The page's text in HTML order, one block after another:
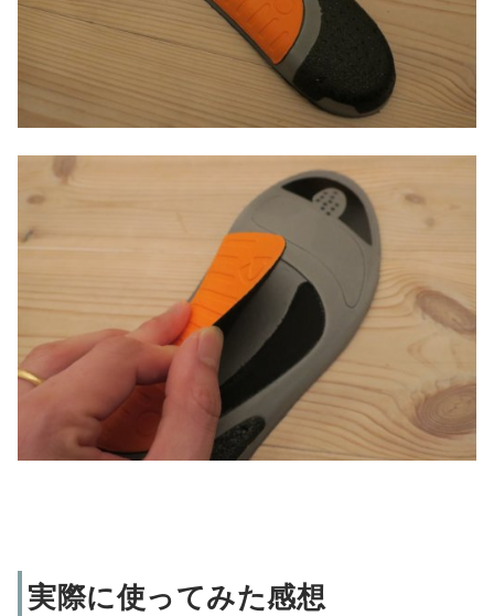
実際に使ってみた感想